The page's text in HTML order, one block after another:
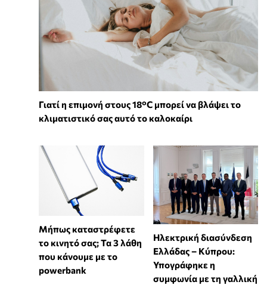
Γιατί η επιμονή στους 18°C μπορεί να βλάψει το
κλιματιστικό σας αυτό το καλοκαίρι
Μήπως καταστρέφετε
το κινητό σας; Τα 3 λάθη
που κάνουμε με το
powerbank
Ηλεκτρική διασύνδεση
Ελλάδας – Κύπρου:
Υπογράφηκε η
συμφωνία με τη γαλλική